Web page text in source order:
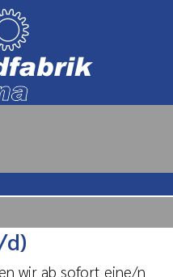
d)
wir ab sofort eine/n